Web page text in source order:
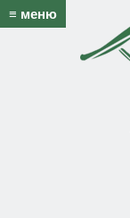
≡ меню